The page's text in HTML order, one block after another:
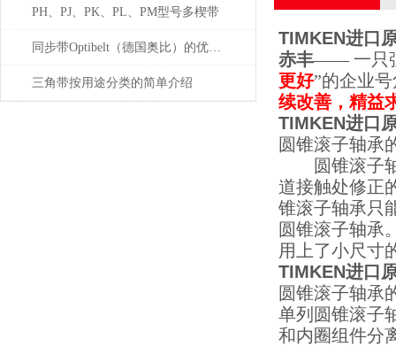
PH、PJ、PK、PL、PM型号多楔带
同步带Optibelt（德国奥比）的优点及主要故障
三角带按用途分类的简单介绍
TIMKEN进口
赤丰—— 一只
更好”的企业
续改善，精益
TIMKEN进口
圆锥滚子轴承
圆锥滚子轴
道接触处修正
锥滚子轴承只
圆锥滚子轴承
用上了小尺寸
TIMKEN进口
圆锥滚子轴承
单列圆锥滚子
和内圈组件分